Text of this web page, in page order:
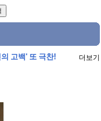
고백' 또 극찬! 더보기